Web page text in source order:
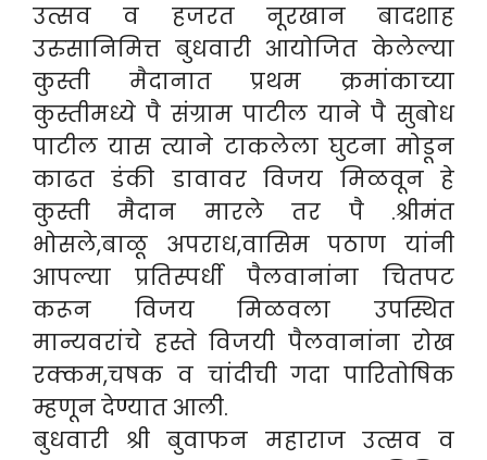
उत्सव व हजरत नूरखान बादशाह
उरुसानिमित्त बुधवारी आयोजित केलेल्या
कुस्ती मैदानात प्रथम क्रमांकाच्या
कुस्तीमध्ये पै संग्राम पाटील याने पै सुबोध
पाटील यास त्याने टाकलेला घुटना मोडून
काढत डंकी डावावर विजय मिळवून हे
कुस्ती मैदान मारले तर पै .श्रीमंत
भोसले,बाळू अपराध,वासिम पठाण यांनी
आपल्या प्रतिस्पर्धी पैलवानांना चितपट
करून विजय मिळवला उपस्थित
मान्यवरांचे हस्ते विजयी पैलवानांना रोख
रक्कम,चषक व चांदीची गदा पारितोषिक
म्हणून देण्यात आली.
बुधवारी श्री बुवाफन महाराज उत्सव व